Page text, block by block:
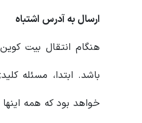
ارسال به آدرس اشتباه
هنگام انتقال بیت
باشد. ابتدا، مسئله
خواهد بود که همه